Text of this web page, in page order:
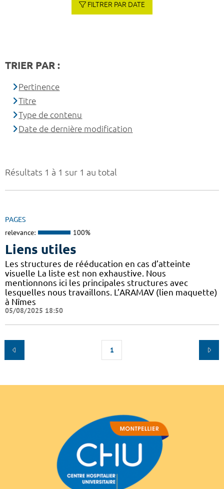
Résultats 1 à 1 sur 1 au total
PAGES
relevance: 100%
Liens utiles
Les structures de rééducation en cas d’atteinte
visuelle La liste est non exhaustive. Nous
mentionnons ici les principales structures avec
lesquelles nous travaillons. L’ARAMAV (lien maquette)
à Nîmes
05/08/2025 18:50
1
FILTRER PAR DATE
TRIER PAR :
Pertinence
Titre
Type de contenu
Date de dernière modification